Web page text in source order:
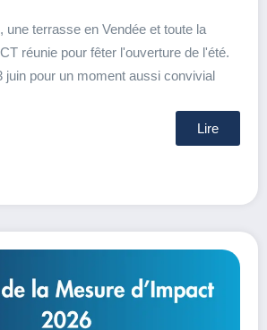
une terrasse en Vendée et toute la
réunie pour fêter l'ouverture de l'été.
juin pour un moment aussi convivial
Lire